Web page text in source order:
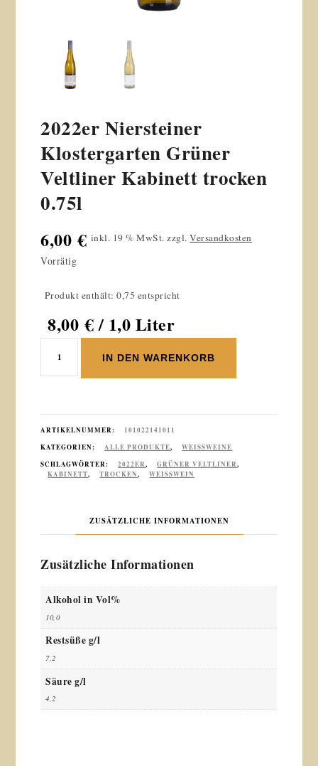
2022er Niersteiner
Klostergarten Grüner
Veltliner Kabinett trocken
0.75l
6,00€ inkl. 19 % MwSt. zzgl.Versandkosten
Vorrätig
Produkt enthält: 0,75 entspricht
8,00€/ 1,0 Liter
Niersteiner
Klostergarten
Veltliner
Kabinett
trocken
0.75l
Menge
IN DEN WARENKORB
ARTIKELNUMMER:
101022141011
KATEGORIEN:
ALLE PRODUKTE,
WEISSWEINE
SCHLAGWÖRTER:
2022ER, GRÜNER VELTLINER,
KABINETT, TROCKEN, WEISSWEIN
ZUSÄTZLICHE INFORMATIONEN
Zusätzliche Informationen
Alkohol in Vol%
10,0
Restsüße g/l
7,2
Säure g/l
4,2